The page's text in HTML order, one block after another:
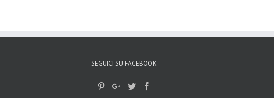
SEGUICI SU FACEBOOK